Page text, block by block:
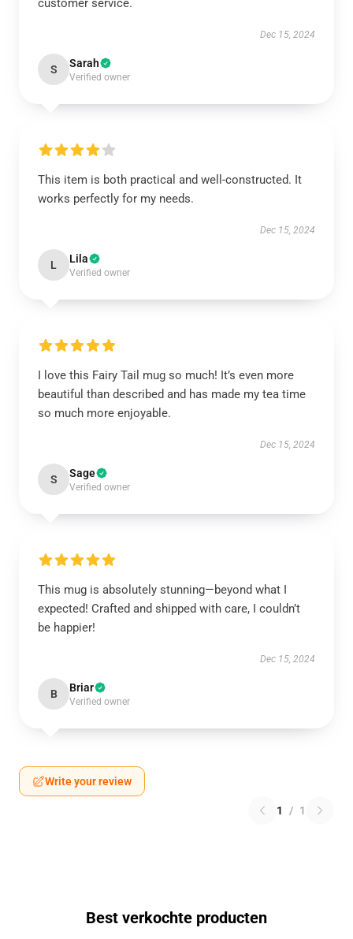
customer service.
Dec 15, 2024
S Sarah
Verified owner
This item is both practical and well-constructed. It
works perfectly for my needs.
Dec 15, 2024
L Lila
Verified owner
I love this Fairy Tail mug so much! It’s even more
beautiful than described and has made my tea time
so much more enjoyable.
Dec 15, 2024
S Sage
Verified owner
This mug is absolutely stunning—beyond what I
expected! Crafted and shipped with care, I couldn’t
be happier!
Dec 15, 2024
B Briar
Verified owner
Write your review
1 / 1
Best verkochte producten